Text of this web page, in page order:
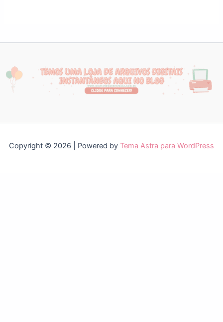
Copyright © 2026 | Powered by Tema Astra para WordPress